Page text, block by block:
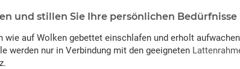
und stillen Sie Ihre persönlichen Bedürfnisse
wie auf Wolken gebettet einschlafen und erholt
werden nur in Verbindung mit den geeigneten